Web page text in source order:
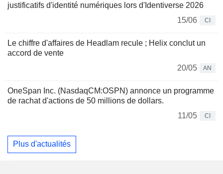
justificatifs d'identité numériques lors d'Identiverse 2026
15/06
CI
Le chiffre d'affaires de Headlam recule ; Helix conclut un
accord de vente
20/05
AN
OneSpan Inc. (NasdaqCM:OSPN) annonce un programme
de rachat d'actions de 50 millions de dollars.
11/05
CI
Plus d'actualités